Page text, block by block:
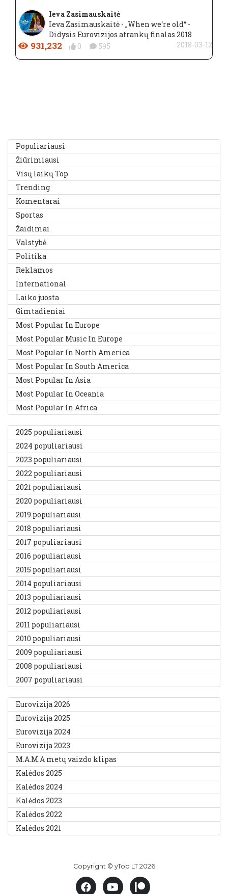
Ieva Zasimauskaitė
Ieva Zasimauskaitė - „When we‘re old“ -
Didysis Eurovizijos atrankų finalas 2018
931,232 0 595 2018-03-12
Populiariausi
Žiūrimiausi
Visų laikų Top
Trending
Komentarai
Sportas
Žaidimai
Valstybė
Politika
Reklamos
International
Laiko juosta
Gimtadieniai
Most Popular In Europe
Most Popular Music In Europe
Most Popular In North America
Most Popular In South America
Most Popular In Asia
Most Popular In Oceania
Most Popular In Africa
2025 populiariausi
2024 populiariausi
2023 populiariausi
2022 populiariausi
2021 populiariausi
2020 populiariausi
2019 populiariausi
2018 populiariausi
2017 populiariausi
2016 populiariausi
2015 populiariausi
2014 populiariausi
2013 populiariausi
2012 populiariausi
2011 populiariausi
2010 populiariausi
2009 populiariausi
2008 populiariausi
2007 populiariausi
Eurovizija 2026
Eurovizija 2025
Eurovizija 2024
Eurovizija 2023
M.A.M.A metų vaizdo klipas
Kalėdos 2025
Kalėdos 2024
Kalėdos 2023
Kalėdos 2022
Kalėdos 2021
Copyright © yTop LT 2026